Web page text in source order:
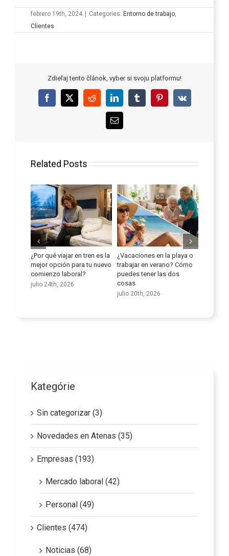
febrero 19th, 2024 Categories: Entorno de trabajo,
Clientes
Zdieľaj tento článok, vyber si svoju platformu!
Facebook
X RedditLinkedInTumblrPinterest
Vk
Email
Related Posts
la playa o
Cómo
Mejora tus habilidades
lingüísticas
julio 9th, 2026
Aprovechar al máximo el
potencial de las empresas
de transporte en el sector
de los cuidados
junio 25th, 2026
Kategórie
Sin categorizar (3)
Novedades en Atenas (35)
Empresas (193)
Mercado laboral (42)
Personal (49)
Clientes (474)
Noticias (68)